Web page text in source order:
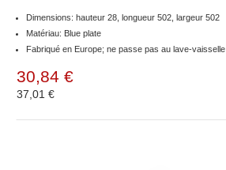
Dimensions: hauteur 28, longueur 502, largeur 502
Matériau: Blue plate
Fabriqué en Europe; ne passe pas au lave-vaisselle
30,84 €
37,01 €